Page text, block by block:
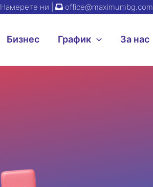
Намерете ни | office@maximumbg.com
Бизнес График За нас